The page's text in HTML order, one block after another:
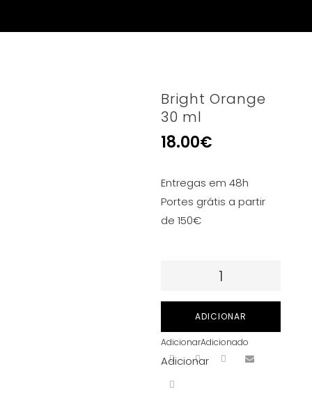
Bright Orange
30 ml
18.00€
Entregas em 48h
Portes grátis a partir
de 150€
Quantidade
30
ml
ADICIONAR
AdicionarAdicionado
Adicionar